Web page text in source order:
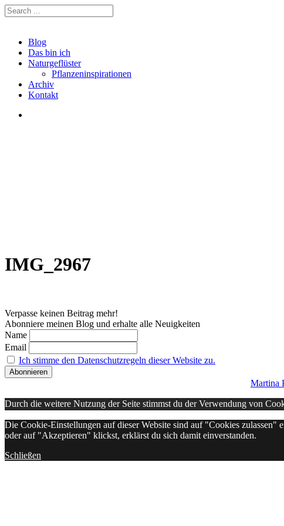
Blog
Das bin ich
Naturgeflüster
Pflanzeninspirationen
Archiv
Kontakt
IMG_2967
Verpasse keinen Beitrag mehr!
Abonniere meinen Blog und erhalte alle Neuigkeiten
Name
Email
Ich stimme den Datenschutzregeln dieser Website zu.
Martina
Durch die weitere Nutzung der Seite stimmst du der Verwendung von
Die Cookie-Einstellungen auf dieser Website sind auf "Cookies zulassen"
oder auf "Akzeptieren" klickst, erklärst du sich damit einverstanden.
Schließen